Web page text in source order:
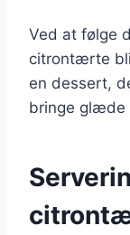
Ved at følge
citrontærte
en dessert,
bringe glæde